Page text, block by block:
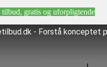
tilbud, gratis og uforpligtende
- Forstå konceptet